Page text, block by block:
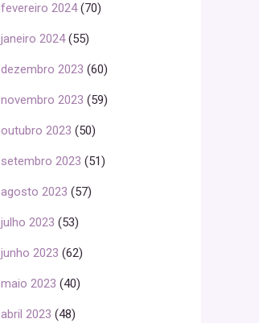
fevereiro 2024(70)
janeiro 2024(55)
dezembro 2023 (60)
novembro 2023 (59)
outubro 2023 (50)
setembro 2023 (51)
agosto 2023 (57)
julho 2023 (53)
junho 2023 (62)
maio 2023 (40)
abril 2023 (48)